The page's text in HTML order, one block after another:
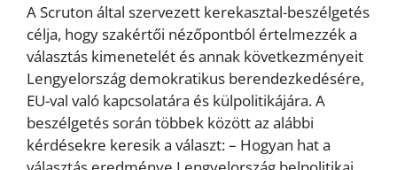
A Scruton által szervezett kerekasztal-beszélgetés
célja, hogy szakértői nézőpontból értelmezzék a
választás kimenetelét és annak következményeit
Lengyelország demokratikus berendezkedésére,
EU-val való kapcsolatára és külpolitikájára. A
beszélgetés során többek között az alábbi
kérdésekre keresik a választ: – Hogyan hat a